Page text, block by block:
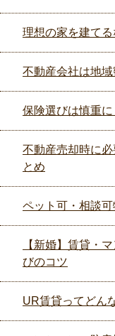
理想の家を建て
不動産会社は地
保険選びは慎重
不動産売却時に
とめ
ペット可・相談
【新婚】賃貸・
びのコツ
UR賃貸ってどん